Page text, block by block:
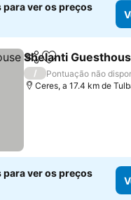
para ver os preços
PartilharAdicionar aos
Shelanti
/
Pontuação não
Ceres, a 17.4 km de
para ver os preços